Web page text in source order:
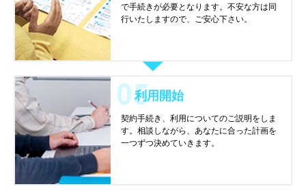
で手続きが必要となります。不安な方は同
行いたしますので、ご安心下さい。
利用開始
契約手続き、利用についてのご説明をしま
す。相談しながら、あなたに合った計画を
一つずつ決めていきます。